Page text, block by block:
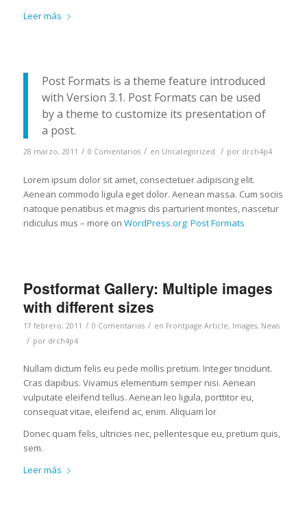
Leer más
Post Formats is a theme feature introduced
with Version 3.1. Post Formats can be used
by a theme to customize its presentation of
a post.
28 marzo, 2011 / 0 Comentarios / en Uncategorized / por drch4p4
Lorem ipsum dolor sit amet, consectetuer adipiscing elit.
Aenean commodo ligula eget dolor. Aenean massa. Cum sociis
natoque penatibus et magnis dis parturient montes, nascetur
ridiculus mus – more on WordPress.org: Post Formats
Postformat Gallery: Multiple images
with different sizes
17 febrero, 2011 / 0 Comentarios / en Frontpage Article, Images, News
/ por drch4p4
Nullam dictum felis eu pede mollis pretium. Integer tincidunt.
Cras dapibus. Vivamus elementum semper nisi. Aenean
vulputate eleifend tellus. Aenean leo ligula, porttitor eu,
consequat vitae, eleifend ac, enim. Aliquam lor
Donec quam felis, ultricies nec, pellentesque eu, pretium quis,
sem.
Leer más